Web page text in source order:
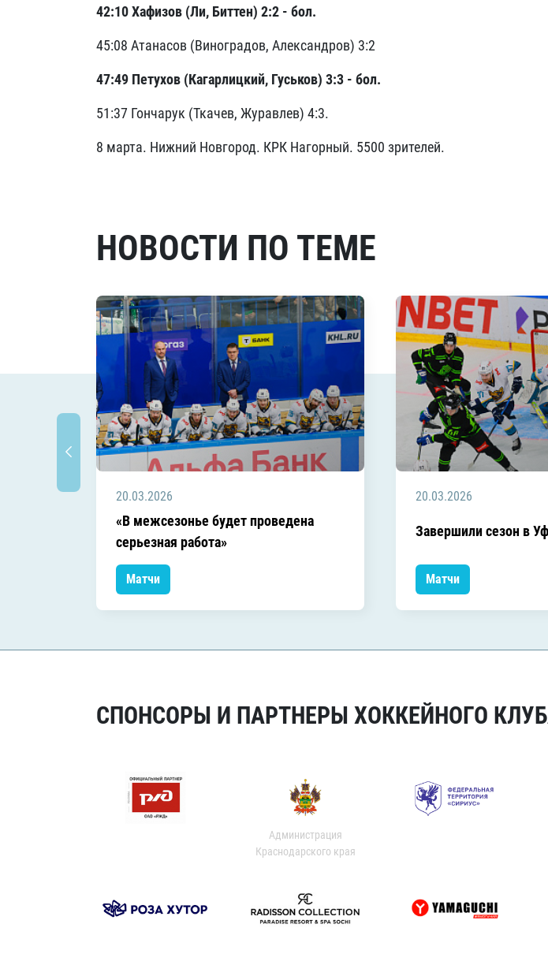
42:10 Хафизов (Ли, Биттен) 2:2 - бол.
45:08 Атанасов (Виноградов, Александров) 3:2
47:49 Петухов (Кагарлицкий, Гуськов) 3:3 - бол.
51:37 Гончарук (Ткачев, Журавлев) 4:3.
8 марта. Нижний Новгород. КРК Нагорный. 5500 зрителей.
НОВОСТИ ПО ТЕМЕ
20.03.2026
«В межсезонье будет проведена
серьезная работа»
Матчи
20.03.2026
Завершили сезон в
Матчи
СПОНСОРЫ И ПАРТНЕРЫ ХОККЕЙНОГО
Администрация
Краснодарского края